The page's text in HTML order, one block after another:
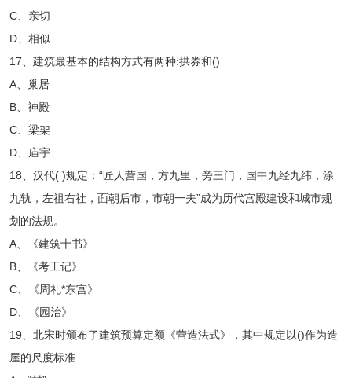
C、亲切
D、相似
17、建筑最基本的结构方式有两种:拱券和()
A、巢居
B、神殿
C、梁架
D、庙宇
18、汉代( )规定：“匠人营国，方九里，旁三门，国中九经九纬，涂
九轨，左祖右社，面朝后市，市朝一夫”成为历代宫殿建设和城市规
划的法规。
A、《建筑十书》
B、《考工记》
C、《周礼*东宫》
D、《园治》
19、北宋时颁布了建筑预算定额《营造法式》，其中规定以()作为造
屋的尺度标准